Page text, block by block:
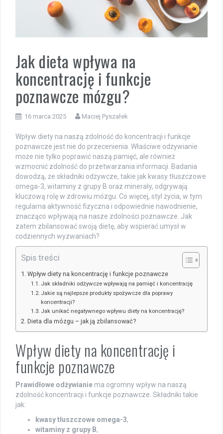
Jak dieta wpływa na
koncentrację i funkcje
poznawcze mózgu?
16 marca 2025 Maciej Pyszałek
Wpływ diety na naszą zdolność do koncentracji i funkcje
poznawcze jest nie do przecenienia. Właściwe odżywianie
może nie tylko poprawić naszą pamięć, ale również
wzmocnić zdolność do przetwarzania informacji. Badania
dowodzą, że składniki odżywcze, takie jak kwasy tłuszczowe
omega-3, witaminy z grupy B oraz minerały, odgrywają
kluczową rolę w zdrowiu mózgu. Co więcej, styl życia, w tym
regularna aktywność fizyczna i odpowiednie nawodnienie,
znacząco wpływają na nasze zdolności poznawcze. Jak
zatem zbilansować swoją dietę, aby wspierać umysł w
codziennych wyzwaniach?
Spis treści
Wpływ diety na koncentrację i funkcje poznawcze
Jak składniki odżywcze wpływają na pamięć i koncentrację
Jakie są najlepsze produkty spożywcze dla poprawy
koncentracji?
Jak unikać negatywnego wpływu diety na koncentrację?
Dieta dla mózgu – jak ją zbilansować?
Wpływ diety na koncentrację i
funkcje poznawcze
Prawidłowe odżywianie ma ogromny wpływ na naszą
zdolność koncentracji i funkcje poznawcze. Składniki takie
jak:
kwasy tłuszczowe omega-3,
witaminy z grupy B,